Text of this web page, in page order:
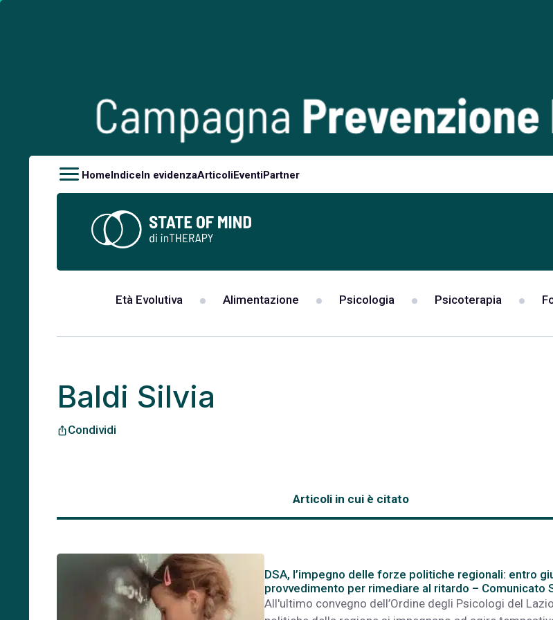
HomeIndiceIn evidenzaArticoliEventiPartner
Età Evolutiva Alimentazione Psicologia Psicoterapia
Baldi Silvia
ios_shareCondividi
Articoli in cui è citato
DSA, l’impegno delle forze politiche regionali: entro
provvedimento per rimediare al ritardo – Comunicato
All'ultimo convegno dell’Ordine degli Psicologi del